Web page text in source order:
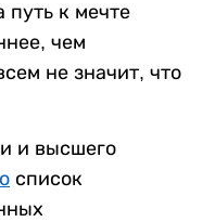
путь к мечте
чем
не значит, что
и высшего
список